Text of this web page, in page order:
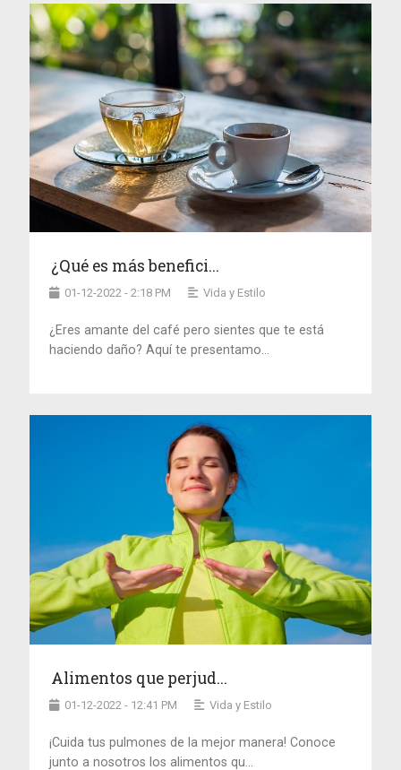
¿Qué es más benefici...
01-12-2022 - 2:18 PM Vida y Estilo
¿Eres amante del café pero sientes que te está
haciendo daño? Aquí te presentamo...
Alimentos que perjud...
01-12-2022 - 12:41 PM Vida y Estilo
¡Cuida tus pulmones de la mejor manera! Conoce
junto a nosotros los alimentos qu...